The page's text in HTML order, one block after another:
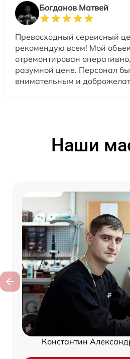
Богданов Матвей
Превосходный сервисный
рекомендую всем! Мой
отремонтирован
разумной цене. Персонал
внимательным и
Наши
Константин